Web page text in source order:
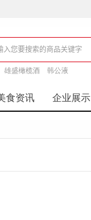
雄盛橄榄酒 韩公液
食资讯 企业展示